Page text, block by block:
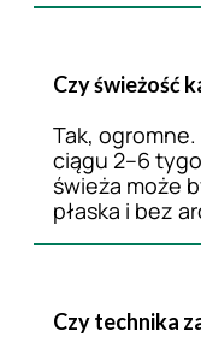
Czy świeżość
Tak,
ciągu 2–6
świeża może
płaska i bez
Czy technika